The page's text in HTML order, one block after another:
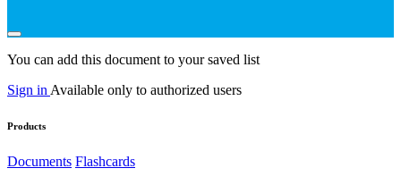
You can add this document to your saved list
Sign in Available only to authorized users
Products
Documents Flashcards